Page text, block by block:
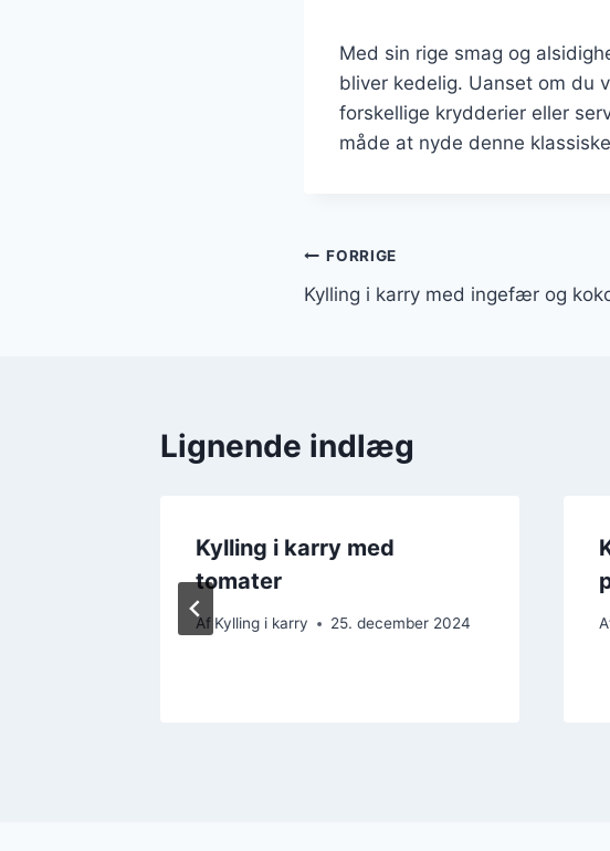
Med sin rige smag og
bliver kedelig. Uanset om du
forskellige krydderier eller
måde at nyde denne
Indlægsnavigation
FORRIGE
Kylling i karry med ingefær og
Lignende indlæg
Kylling i karry med
tomater
Af Kylling i karry 25. december 2024